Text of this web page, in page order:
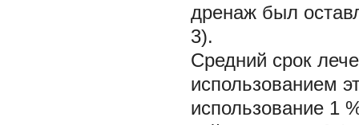
дренаж был
3).
Средний срок
использованием
использование 1